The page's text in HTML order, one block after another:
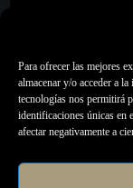
Para ofrecer las mejores
almacenar y/o acceder a
tecnologías nos permitirá
identificaciones únicas en
afectar negativamente a